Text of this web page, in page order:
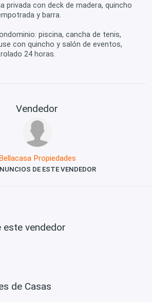
privada con deck de madera, quincho
y barra.
piscina, cancha de tenis,
con quincho y salón de eventos,
24 horas.
Vendedor
Propiedades
DE ESTE VENDEDOR
este vendedor
de Casas